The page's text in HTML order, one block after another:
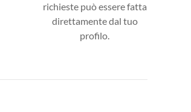
richieste può essere fatta
direttamente dal tuo
profilo.